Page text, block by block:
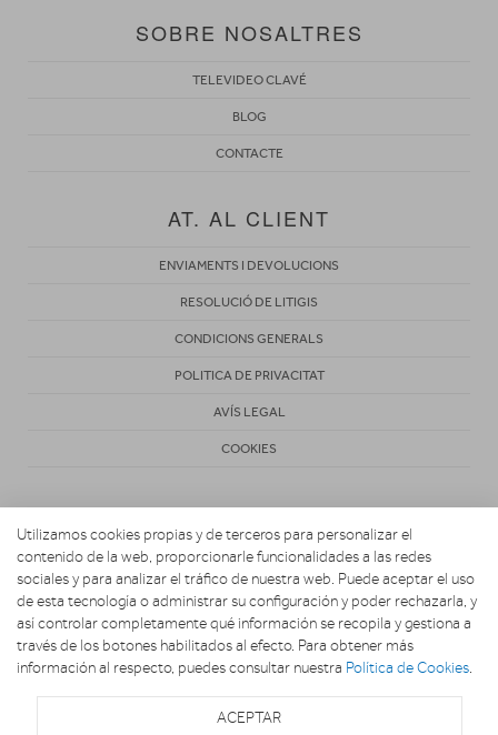
SOBRE NOSALTRES
TELEVIDEO CLAVÉ
BLOG
CONTACTE
AT. AL CLIENT
ENVIAMENTS I DEVOLUCIONS
RESOLUCIÓ DE LITIGIS
CONDICIONS GENERALS
POLITICA DE PRIVACITAT
AVÍS LEGAL
COOKIES
Copyright 2026. TELEVIDEO CLAVÉ
Utilizamos cookies propias y de terceros para personalizar el
contenido de la web, proporcionarle funcionalidades a las redes
sociales y para analizar el tráfico de nuestra web. Puede aceptar el uso
de esta tecnología o administrar su configuración y poder rechazarla, y
así controlar completamente qué información se recopila y gestiona a
través de los botones habilitados al efecto. Para obtener más
información al respecto, puedes consultar nuestra Política de Cookies.
ACEPTAR